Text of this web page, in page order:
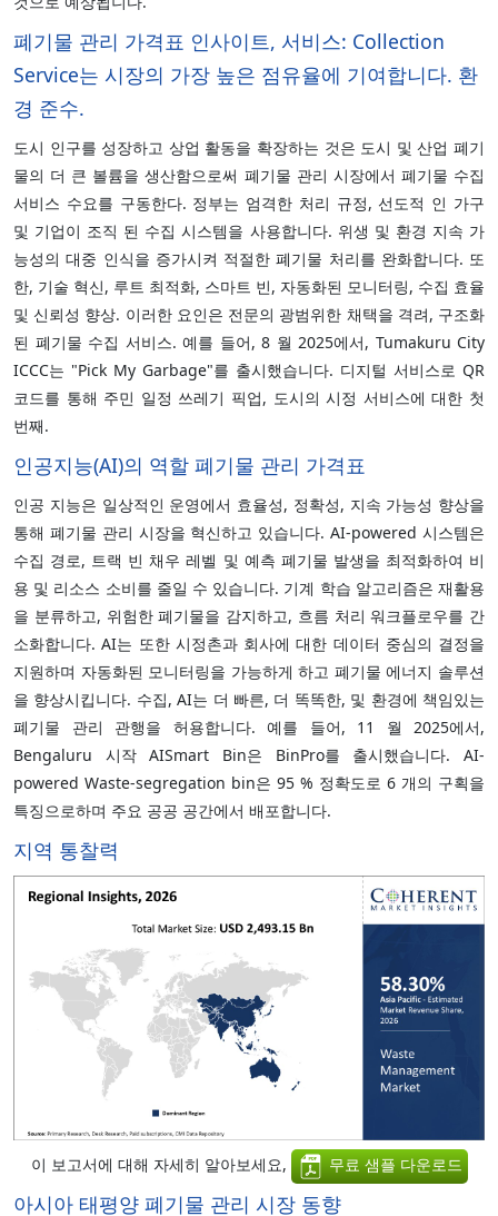
폐기물 관리 가격표 인사이트, 서비스: Collection
Service는 시장의 가장 높은 점유율에 기여합니다. 환
경 준수.
도시 인구를 성장하고 상업 활동을 확장하는 것은 도시 및 산업 폐기
물의 더 큰 볼륨을 생산함으로써 폐기물 관리 시장에서 폐기물 수집
서비스 수요를 구동한다. 정부는 엄격한 처리 규정, 선도적 인 가구
및 기업이 조직 된 수집 시스템을 사용합니다. 위생 및 환경 지속 가
능성의 대중 인식을 증가시켜 적절한 폐기물 처리를 완화합니다. 또
한, 기술 혁신, 루트 최적화, 스마트 빈, 자동화된 모니터링, 수집 효율
및 신뢰성 향상. 이러한 요인은 전문의 광범위한 채택을 격려, 구조화
된 폐기물 수집 서비스. 예를 들어, 8 월 2025에서, Tumakuru City
ICCC는 "Pick My Garbage"를 출시했습니다. 디지털 서비스로 QR
코드를 통해 주민 일정 쓰레기 픽업, 도시의 시정 서비스에 대한 첫
번째.
인공지능(AI)의 역할 폐기물 관리 가격표
인공 지능은 일상적인 운영에서 효율성, 정확성, 지속 가능성 향상을
통해 폐기물 관리 시장을 혁신하고 있습니다. AI-powered 시스템은
수집 경로, 트랙 빈 채우 레벨 및 예측 폐기물 발생을 최적화하여 비
용 및 리소스 소비를 줄일 수 있습니다. 기계 학습 알고리즘은 재활용
을 분류하고, 위험한 폐기물을 감지하고, 흐름 처리 워크플로우를 간
소화합니다. AI는 또한 시정촌과 회사에 대한 데이터 중심의 결정을
지원하며 자동화된 모니터링을 가능하게 하고 폐기물 에너지 솔루션
을 향상시킵니다. 수집, AI는 더 빠른, 더 똑똑한, 및 환경에 책임있는
폐기물 관리 관행을 허용합니다. 예를 들어, 11 월 2025에서,
Bengaluru 시작 AISmart Bin은 BinPro를 출시했습니다. AI-
powered Waste-segregation bin은 95 % 정확도로 6 개의 구획을
특징으로하며 주요 공공 공간에서 배포합니다.
지역 통찰력
이 보고서에 대해 자세히 알아보세요, 무료 샘플 다운로드
아시아 태평양 폐기물 관리 시장 동향